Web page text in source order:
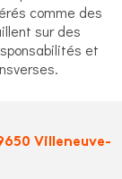
comme des
sur des
et
Villeneuve-